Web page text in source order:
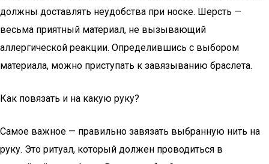
должны доставлять неудобства при носке. Шерсть —
весьма приятный материал, не вызывающий
аллергической реакции. Определившись с выбором
материала, можно приступать к завязыванию браслета.
Как повязать и на какую руку?
Самое важное — правильно завязать выбранную нить на
руку. Это ритуал, который должен проводиться в